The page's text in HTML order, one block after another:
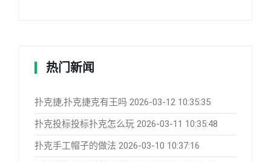
热门新闻
扑克捷,扑克捷克有王吗 2026-03-12 10:35:35
扑克投标投标扑克怎么玩 2026-03-11 10:35:48
扑克手工帽子的做法 2026-03-10 10:37:16